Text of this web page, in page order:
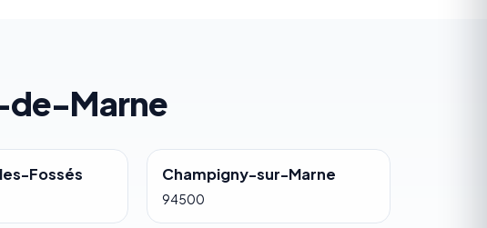
de-Marne
Fossés Champigny-sur-Marne
94500